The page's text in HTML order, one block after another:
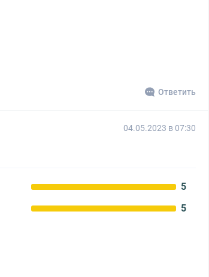
Ответить
04.05.2023 в 07:30
5
5